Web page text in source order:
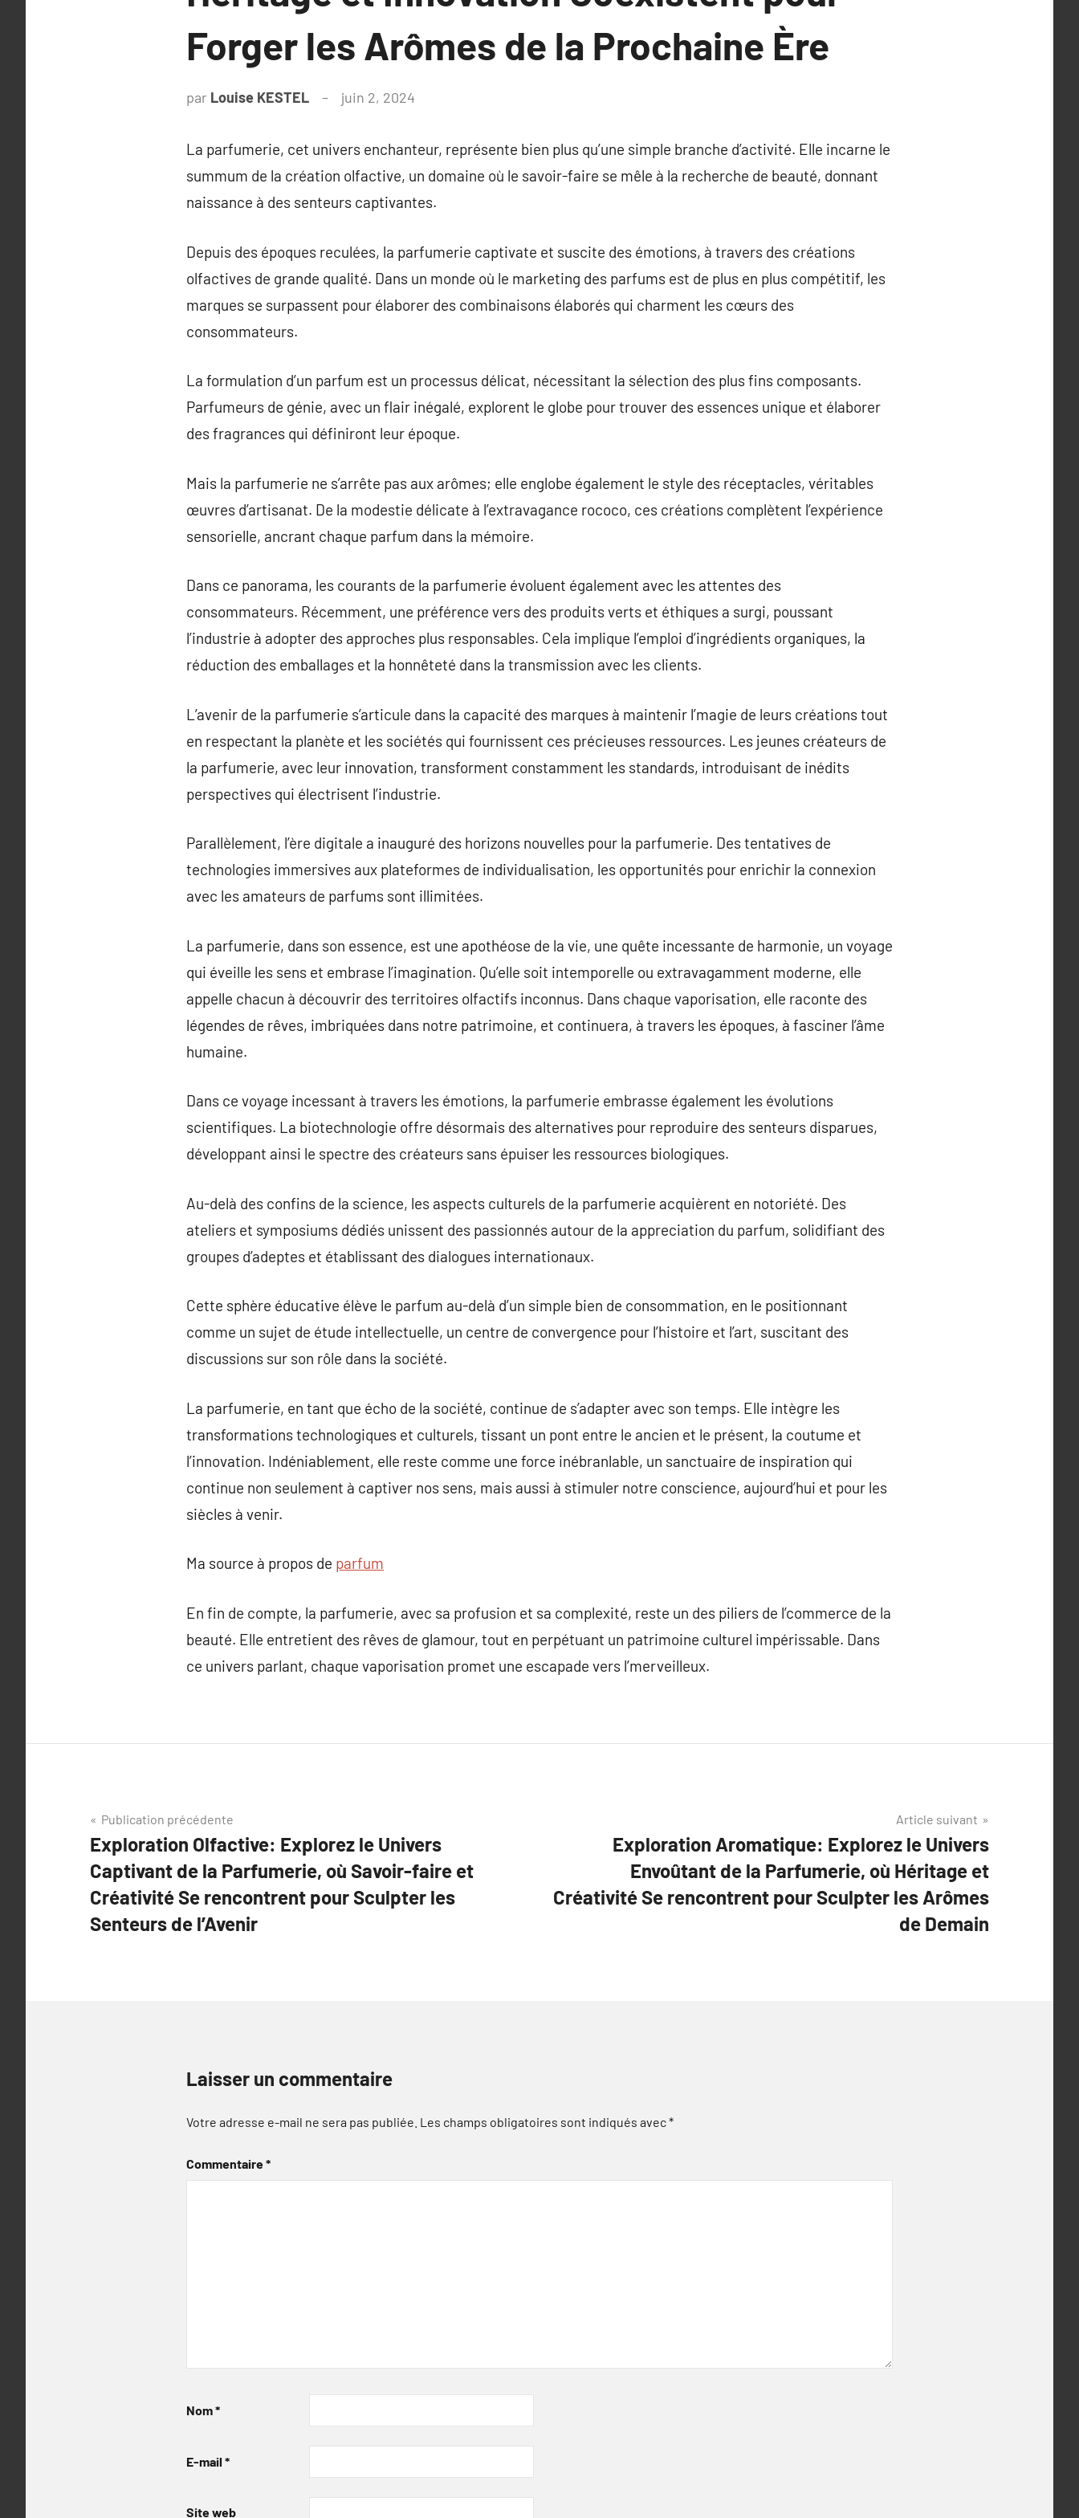
Forger les Arômes de la Prochaine Ère
par Louise KESTEL juin 2, 2024
La parfumerie, cet univers enchanteur, représente bien plus qu’une simple branche d’activité. Elle incarne le
summum de la création olfactive, un domaine où le savoir-faire se mêle à la recherche de beauté, donnant
naissance à des senteurs captivantes.
Depuis des époques reculées, la parfumerie captivate et suscite des émotions, à travers des créations
olfactives de grande qualité. Dans un monde où le marketing des parfums est de plus en plus compétitif, les
marques se surpassent pour élaborer des combinaisons élaborés qui charment les cœurs des
consommateurs.
La formulation d’un parfum est un processus délicat, nécessitant la sélection des plus fins composants.
Parfumeurs de génie, avec un flair inégalé, explorent le globe pour trouver des essences unique et élaborer
des fragrances qui définiront leur époque.
Mais la parfumerie ne s’arrête pas aux arômes; elle englobe également le style des réceptacles, véritables
œuvres d’artisanat. De la modestie délicate à l’extravagance rococo, ces créations complètent l’expérience
sensorielle, ancrant chaque parfum dans la mémoire.
Dans ce panorama, les courants de la parfumerie évoluent également avec les attentes des
consommateurs. Récemment, une préférence vers des produits verts et éthiques a surgi, poussant
l’industrie à adopter des approches plus responsables. Cela implique l’emploi d’ingrédients organiques, la
réduction des emballages et la honnêteté dans la transmission avec les clients.
L’avenir de la parfumerie s’articule dans la capacité des marques à maintenir l’magie de leurs créations tout
en respectant la planète et les sociétés qui fournissent ces précieuses ressources. Les jeunes créateurs de
la parfumerie, avec leur innovation, transforment constamment les standards, introduisant de inédits
perspectives qui électrisent l’industrie.
Parallèlement, l’ère digitale a inauguré des horizons nouvelles pour la parfumerie. Des tentatives de
technologies immersives aux plateformes de individualisation, les opportunités pour enrichir la connexion
avec les amateurs de parfums sont illimitées.
La parfumerie, dans son essence, est une apothéose de la vie, une quête incessante de harmonie, un voyage
qui éveille les sens et embrase l’imagination. Qu’elle soit intemporelle ou extravagamment moderne, elle
appelle chacun à découvrir des territoires olfactifs inconnus. Dans chaque vaporisation, elle raconte des
légendes de rêves, imbriquées dans notre patrimoine, et continuera, à travers les époques, à fasciner l’âme
humaine.
Dans ce voyage incessant à travers les émotions, la parfumerie embrasse également les évolutions
scientifiques. La biotechnologie offre désormais des alternatives pour reproduire des senteurs disparues,
développant ainsi le spectre des créateurs sans épuiser les ressources biologiques.
Au-delà des confins de la science, les aspects culturels de la parfumerie acquièrent en notoriété. Des
ateliers et symposiums dédiés unissent des passionnés autour de la appreciation du parfum, solidifiant des
groupes d’adeptes et établissant des dialogues internationaux.
Cette sphère éducative élève le parfum au-delà d’un simple bien de consommation, en le positionnant
comme un sujet de étude intellectuelle, un centre de convergence pour l’histoire et l’art, suscitant des
discussions sur son rôle dans la société.
La parfumerie, en tant que écho de la société, continue de s’adapter avec son temps. Elle intègre les
transformations technologiques et culturels, tissant un pont entre le ancien et le présent, la coutume et
l’innovation. Indéniablement, elle reste comme une force inébranlable, un sanctuaire de inspiration qui
continue non seulement à captiver nos sens, mais aussi à stimuler notre conscience, aujourd’hui et pour les
siècles à venir.
Ma source à propos de parfum
En fin de compte, la parfumerie, avec sa profusion et sa complexité, reste un des piliers de l’commerce de la
beauté. Elle entretient des rêves de glamour, tout en perpétuant un patrimoine culturel impérissable. Dans
ce univers parlant, chaque vaporisation promet une escapade vers l’merveilleux.
Navigation
de
l’article
Publication précédente
Exploration Olfactive: Explorez le Univers
Captivant de la Parfumerie, où Savoir-faire et
Créativité Se rencontrent pour Sculpter les
Senteurs de l’Avenir
Article suivant
Exploration Aromatique: Explorez le Univers
Envoûtant de la Parfumerie, où Héritage et
Créativité Se rencontrent pour Sculpter les Arômes
de Demain
Laisser un commentaire
Votre adresse e-mail ne sera pas publiée. Les champs obligatoires sont indiqués avec*
Commentaire*
Nom*
E-mail *
Site web